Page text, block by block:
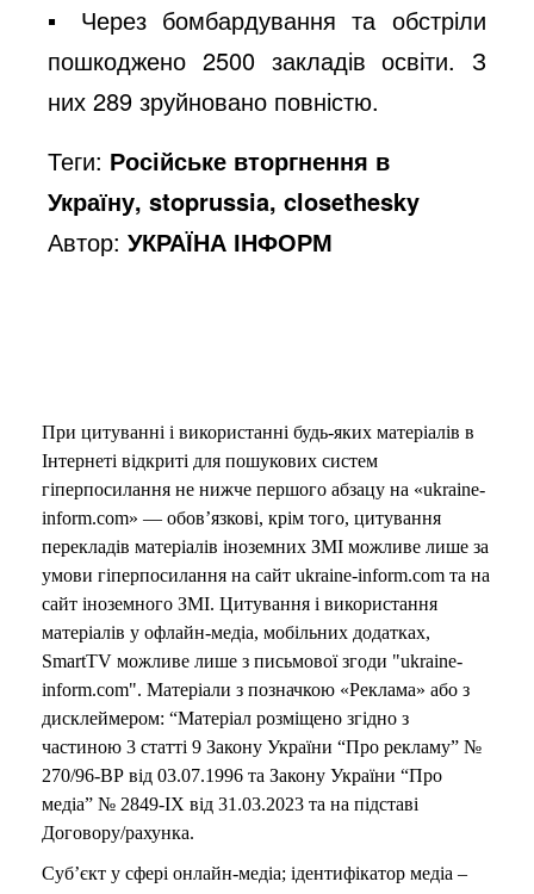
▪️ Через бомбардування та обстріли
пошкоджено 2500 закладів освіти. З
них 289 зруйновано повністю.
Теги: Російське вторгнення в
Україну, stoprussia, closethesky
Автор:УКРАЇНА ІНФОРМ
При цитуванні і використанні будь-яких матеріалів в
Інтернеті відкриті для пошукових систем
гіперпосилання не нижче першого абзацу на «ukraine-
inform.com» — обов’язкові, крім того, цитування
перекладів матеріалів іноземних ЗМІ можливе лише за
умови гіперпосилання на сайт ukraine-inform.com та на
сайт іноземного ЗМІ. Цитування і використання
матеріалів у офлайн-медіа, мобільних додатках,
SmartTV можливе лише з письмової згоди "ukraine-
inform.com". Матеріали з позначкою «Реклама» або з
дисклеймером: “Матеріал розміщено згідно з
частиною 3 статті 9 Закону України “Про рекламу” №
270/96-ВР від 03.07.1996 та Закону України “Про
медіа” № 2849-IX від 31.03.2023 та на підставі
Договору/рахунка.
Суб’єкт у сфері онлайн-медіа; ідентифікатор медіа –